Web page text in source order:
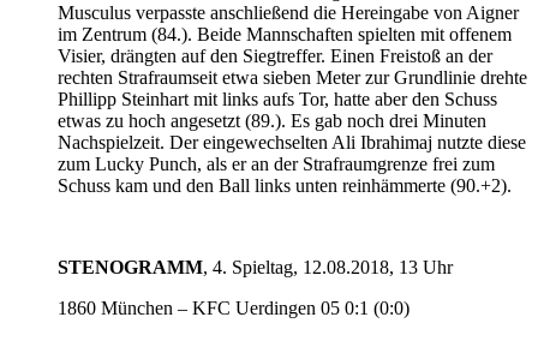
Musculus verpasste anschließend die Hereingabe von Aigner
im Zentrum (84.). Beide Mannschaften spielten mit offenem
Visier, drängten auf den Siegtreffer. Einen Freistoß an der
rechten Strafraumseit etwa sieben Meter zur Grundlinie drehte
Phillipp Steinhart mit links aufs Tor, hatte aber den Schuss
etwas zu hoch angesetzt (89.). Es gab noch drei Minuten
Nachspielzeit. Der eingewechselten Ali Ibrahimaj nutzte diese
zum Lucky Punch, als er an der Strafraumgrenze frei zum
Schuss kam und den Ball links unten reinhämmerte (90.+2).
STENOGRAMM, 4. Spieltag, 12.08.2018, 13 Uhr
1860 München – KFC Uerdingen 05 0:1 (0:0)